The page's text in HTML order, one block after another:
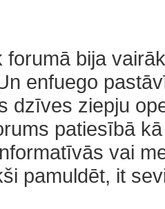
forumā bija
enfuego
dzīves ziepju
patiesībā
vai
pamuldēt, it